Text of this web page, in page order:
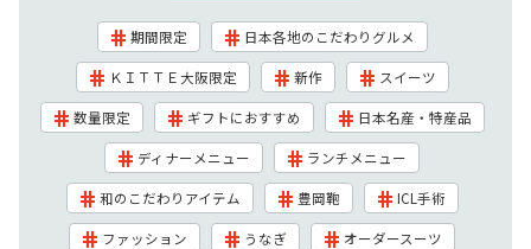
期間限定 日本各地のこだわりグルメ
ＫＩＴＴＥ大阪限定 新作 スイーツ
数量限定 ギフトにおすすめ 日本名産・特産品
ディナーメニュー ランチメニュー
和のこだわりアイテム 豊岡鞄 ICL手術
ファッション うなぎ オーダースーツ